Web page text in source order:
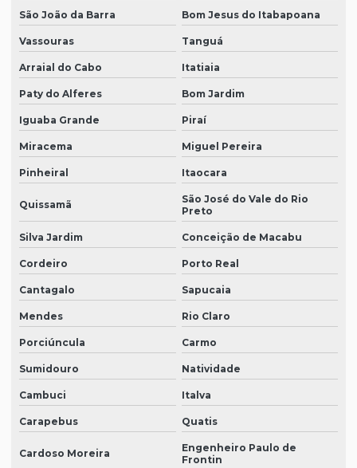
Contabilidade para operadoras de plano de saúde
Empresa de auditoria contábil
Empresas de auditoria contábil em sp
Empresas de auditoria financeira
Empresas de auditoria independente
Escritorio de contabilidade tributos
Relatório circunstanciado de auditoria
Revisão Contábil
Revisão de pares auditoria
Serviço de contabilidade em geral sp
Serviços de contabilidade em geral
Valor auditoria contábil
São João da Barra Bom Jesus do Itabapoana
Vassouras Tanguá
Arraial do Cabo Itatiaia
Paty do Alferes Bom Jardim
Iguaba Grande Piraí
Miracema Miguel Pereira
Pinheiral Itaocara
Quissamã
São José do Vale do Rio
Preto
Silva Jardim Conceição de Macabu
Cordeiro Porto Real
Cantagalo Sapucaia
Mendes Rio Claro
Porciúncula Carmo
Sumidouro Natividade
Cambuci Italva
Carapebus Quatis
Cardoso Moreira
Engenheiro Paulo de
Frontin